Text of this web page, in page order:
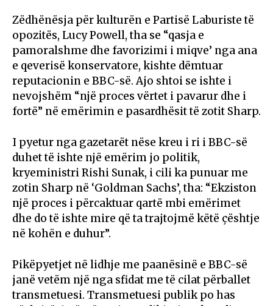
Zëdhënësja për kulturën e Partisë Laburiste të
opozitës, Lucy Powell, tha se “qasja e
pamoralshme dhe favorizimi i miqve’ nga ana
e qeverisë konservatore, kishte dëmtuar
reputacionin e BBC-së. Ajo shtoi se ishte i
nevojshëm “një proces vërtet i pavarur dhe i
fortë” në emërimin e pasardhësit të zotit Sharp.
I pyetur nga gazetarët nëse kreu i ri i BBC-së
duhet të ishte një emërim jo politik,
kryeministri Rishi Sunak, i cili ka punuar me
zotin Sharp në ‘Goldman Sachs’, tha: “Ekziston
një proces i përcaktuar qartë mbi emërimet
dhe do të ishte mire që ta trajtojmë këtë çështje
në kohën e duhur”.
Pikëpyetjet në lidhje me paanësinë e BBC-së
janë vetëm një nga sfidat me të cilat përballet
transmetuesi. Transmetuesi publik po has